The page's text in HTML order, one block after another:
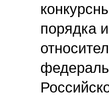
порядка